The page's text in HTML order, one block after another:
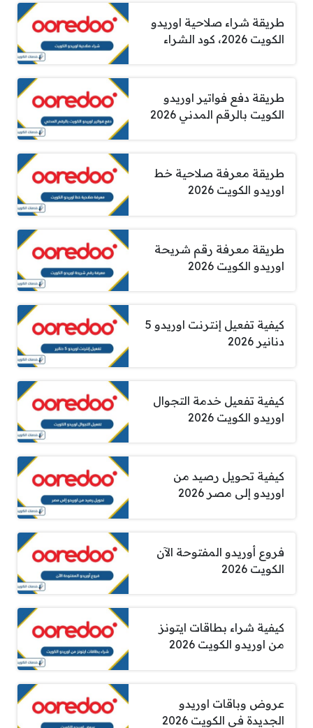
طريقة شراء صلاحية اوريدو
الكويت 2026، كود الشراء
طريقة دفع فواتير اوريدو
الكويت بالرقم المدني 2026
طريقة معرفة صلاحية خط
اوريدو الكويت 2026
طريقة معرفة رقم شريحة
اوريدو الكويت 2026
كيفية تفعيل إنترنت اوريدو 5
دنانير 2026
كيفية تفعيل خدمة التجوال
اوريدو الكويت 2026
كيفية تحويل رصيد من
اوريدو إلى مصر 2026
فروع أوريدو المفتوحة الآن
الكويت 2026
كيفية شراء بطاقات ايتونز
من اوريدو الكويت 2026
عروض وباقات اوريدو
الجديدة في الكويت 2026